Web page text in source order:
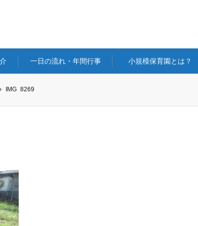
一日の流れ・年間行事 小規模保育園とは？
IMG_8269